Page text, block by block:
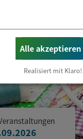
Alle akzeptieren
Realisiert mit Klaro!